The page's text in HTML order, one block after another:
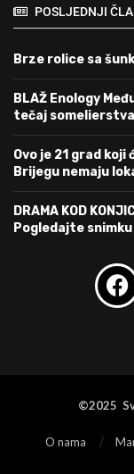
POSLJEDNJI
Brze rolice sa
BLAŽ Enology
tečaj somelierstva
Ovo je 21 grad koji
Brijegu nemaju
DRAMA KOD
Pogledajte
©2025
O nama